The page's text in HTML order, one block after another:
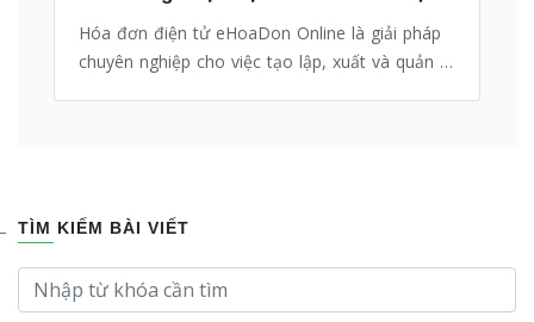
Hóa đơn điện tử eHoaDon Online là giải pháp
chuyên nghiệp cho việc tạo lập, xuất và quản lý
TÌM KIẾM BÀI VIẾT